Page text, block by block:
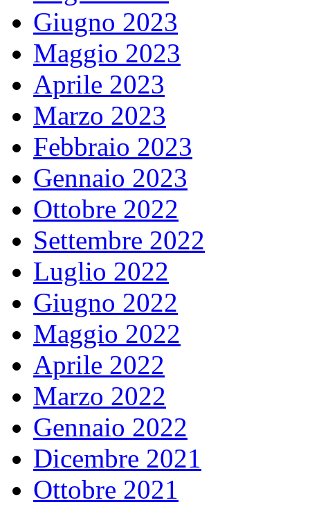
Giugno 2023
Maggio 2023
Aprile 2023
Marzo 2023
Febbraio 2023
Gennaio 2023
Ottobre 2022
Settembre 2022
Luglio 2022
Giugno 2022
Maggio 2022
Aprile 2022
Marzo 2022
Gennaio 2022
Dicembre 2021
Ottobre 2021